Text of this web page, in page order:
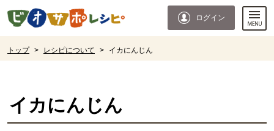
ページの先頭です。
ログイン
トップ > レシピについて > イカにんじん
イカにんじん